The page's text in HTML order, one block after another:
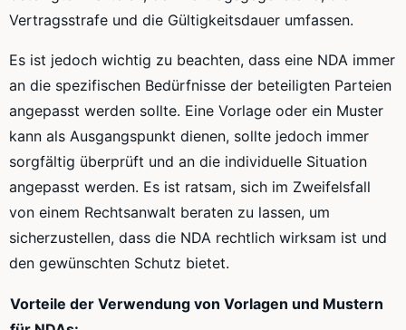
Vertragsstrafe und die Gültigkeitsdauer umfassen.
Es ist jedoch wichtig zu beachten, dass eine NDA immer
an die spezifischen Bedürfnisse der beteiligten Parteien
angepasst werden sollte. Eine Vorlage oder ein Muster
kann als Ausgangspunkt dienen, sollte jedoch immer
sorgfältig überprüft und an die individuelle Situation
angepasst werden. Es ist ratsam, sich im Zweifelsfall
von einem Rechtsanwalt beraten zu lassen, um
sicherzustellen, dass die NDA rechtlich wirksam ist und
den gewünschten Schutz bietet.
Vorteile der Verwendung von Vorlagen und Mustern